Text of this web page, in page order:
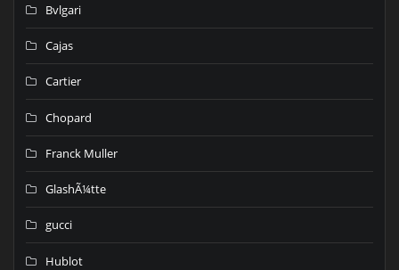
Bvlgari
Cajas
Cartier
Chopard
Franck Muller
GlashÃ¼tte
gucci
Hublot